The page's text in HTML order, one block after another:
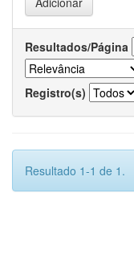
Resultados/Página
Registro(s)
Resultado 1-1 de 1.